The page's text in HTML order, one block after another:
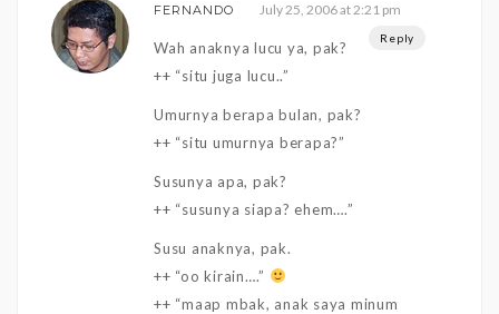
FERNANDO July 25, 2006 at 2:21 pm
Reply
Wah anaknya lucu ya, pak?
++ “situ juga lucu..”
Umurnya berapa bulan, pak?
++ “situ umurnya berapa?”
Susunya apa, pak?
++ “susunya siapa? ehem….”
Susu anaknya, pak.
++ “oo kirain….”
++ “maap mbak, anak saya minum